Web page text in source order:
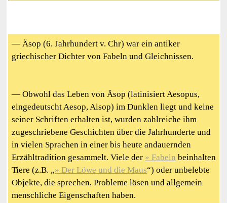
— Äsop (6. Jahrhundert v. Chr) war ein antiker
griechischer Dichter von Fabeln und Gleichnissen.
— Obwohl das Leben von Äsop (latinisiert Aesopus,
eingedeutscht Aesop, Aisop) im Dunklen liegt und keine
seiner Schriften erhalten ist, wurden zahlreiche ihm
zugeschriebene Geschichten über die Jahrhunderte und
in vielen Sprachen in einer bis heute andauernden
Erzähltradition gesammelt. Viele der
Fabeln beinhalten
Tiere (z.B. „
Der Löwe und die Maus“) oder unbelebte
Objekte, die sprechen, Probleme lösen und allgemein
menschliche Eigenschaften haben.